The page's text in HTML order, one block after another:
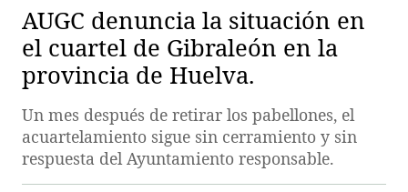
AUGC denuncia la situación en
el cuartel de Gibraleón en la
provincia de Huelva.
Un mes después de retirar los pabellones, el
acuartelamiento sigue sin cerramiento y sin
respuesta del Ayuntamiento responsable.